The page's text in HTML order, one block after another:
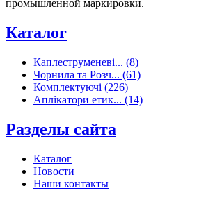
промышленной маркировки.
Каталог
Каплеструменеві... (8)
Чорнила та Розч... (61)
Комплектуючі (226)
Аплікатори етик... (14)
Разделы сайта
Каталог
Новости
Наши контакты